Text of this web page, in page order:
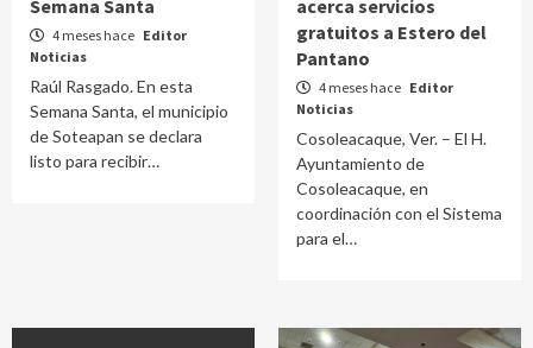
Semana Santa
4 meses hace Editor
Noticias
Raúl Rasgado. En esta
Semana Santa, el municipio
de Soteapan se declara
listo para recibir…
acerca servicios
gratuitos a Estero del
Pantano
4 meses hace Editor
Noticias
Cosoleacaque, Ver. – El H.
Ayuntamiento de
Cosoleacaque, en
coordinación con el Sistema
para el…